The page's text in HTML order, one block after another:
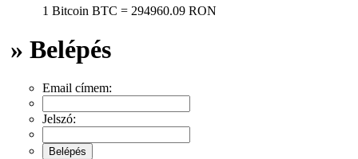
1 Bitcoin BTC = 294960.09 RON
» Belépés
Email címem:
Jelszó: